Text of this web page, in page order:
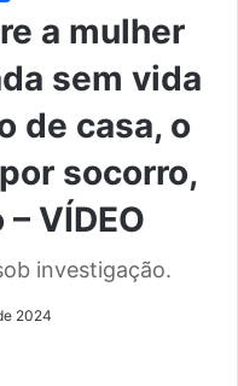
a mulher
sem vida
de casa, o
socorro,
VÍDEO
investigação.
2024